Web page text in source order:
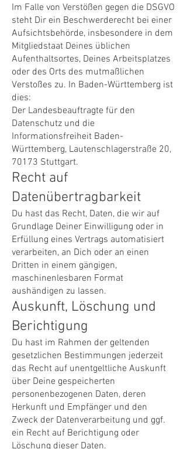
Im Falle von Verstößen gegen die DSGVO
steht Dir ein Beschwerderecht bei einer
Aufsichtsbehörde, insbesondere in dem
Mitgliedstaat Deines üblichen
Aufenthaltsortes, Deines Arbeitsplatzes
oder des Orts des mutmaßlichen
Verstoßes zu. In Baden-Württemberg ist
dies:
Der Landesbeauftragte für den
Datenschutz und die
Informationsfreiheit Baden-
Württemberg, Lautenschlagerstraße 20,
70173 Stuttgart.
Recht auf
Datenübertragbarkeit
Du hast das Recht, Daten, die wir auf
Grundlage Deiner Einwilligung oder in
Erfüllung eines Vertrags automatisiert
verarbeiten, an Dich oder an einen
Dritten in einem gängigen,
maschinenlesbaren Format
aushändigen zu lassen.
Auskunft, Löschung und
Berichtigung
Du hast im Rahmen der geltenden
gesetzlichen Bestimmungen jederzeit
das Recht auf unentgeltliche Auskunft
über Deine gespeicherten
personenbezogenen Daten, deren
Herkunft und Empfänger und den
Zweck der Datenverarbeitung und ggf.
ein Recht auf Berichtigung oder
Löschung dieser Daten.